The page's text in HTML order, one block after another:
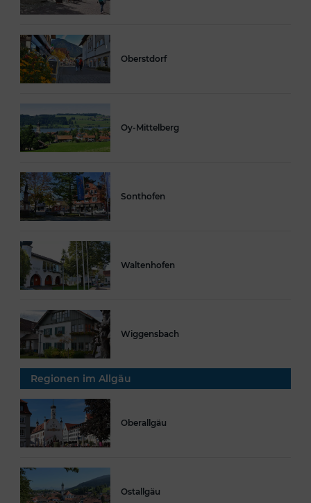
Oberstdorf
Oy-Mittelberg
Sonthofen
Waltenhofen
Wiggensbach
Regionen im Allgäu
Oberallgäu
Ostallgäu